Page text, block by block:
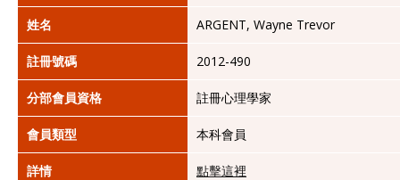
姓名 ARGENT, Wayne Trevor
註冊號碼 2012-490
分部會員資格 註冊心理學家
會員類型 本科會員
詳情 點擊這裡